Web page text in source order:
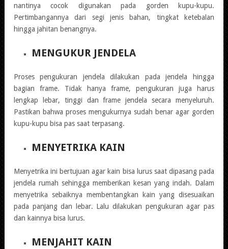
nantinya cocok digunakan pada gorden kupu-kupu.
Pertimbangannya dari segi jenis bahan, tingkat ketebalan
hingga jahitan benangnya.
MENGUKUR JENDELA
Proses pengukuran jendela dilakukan pada jendela hingga
bagian frame. Tidak hanya frame, pengukuran juga harus
lengkap lebar, tinggi dan frame jendela secara menyeluruh.
Pastikan bahwa proses mengukurnya sudah benar agar gorden
kupu-kupu bisa pas saat terpasang.
MENYETRIKA KAIN
Menyetrika ini bertujuan agar kain bisa lurus saat dipasang pada
jendela rumah sehingga memberikan kesan yang indah. Dalam
menyetrika sebaiknya membentangkan kain yang disesuaikan
pada panjang dan lebar. Lalu dilakukan pengukuran agar pas
dan kainnya bisa lurus.
MENJAHIT KAIN